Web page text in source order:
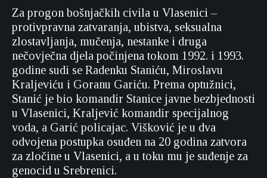
Za progon bošnjačkih civila u Vlasenici –
protivpravna zatvaranja, ubistva, seksualna
zlostavljanja, mučenja, nestanke i druga
nečovječna djela počinjena tokom 1992. i 1993.
godine sudi se Radenku Staniću, Miroslavu
Kraljeviću i Goranu Gariću. Prema optužnici,
Stanić je bio komandir Stanice javne bezbjednosti
u Vlasenici, Kraljević komandir specijalnog
voda, a Garić policajac. Višković je u dva
odvojena postupka osuđen na 20 godina zatvora
za zločine u Vlasenici, a u toku mu je suđenje za
genocid u Srebrenici.